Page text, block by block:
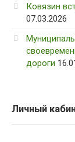
Ковязин
07.03.2026
дороги
Личный